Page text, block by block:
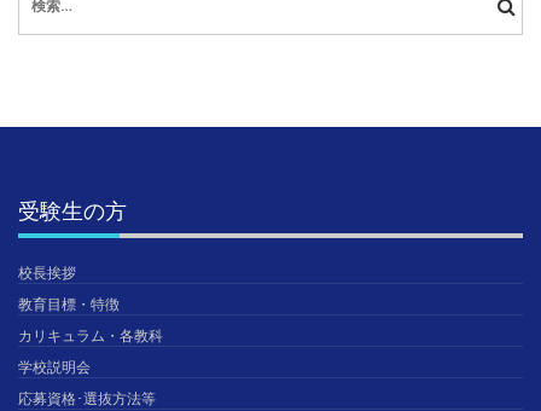
索:
受験生の方
校長挨拶
教育目標・特徴
カリキュラム・各教科
学校説明会
応募資格･選抜方法等